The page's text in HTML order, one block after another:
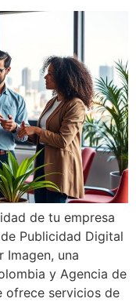
de tu empresa
Publicidad Digital
Imagen, una
y Agencia de
ofrece servicios de